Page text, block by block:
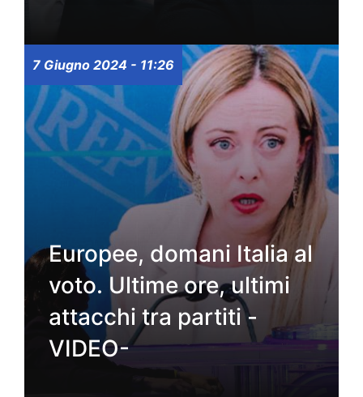
7 Giugno 2024 - 11:26
Europee, domani Italia al
voto. Ultime ore, ultimi
attacchi tra partiti -
VIDEO-